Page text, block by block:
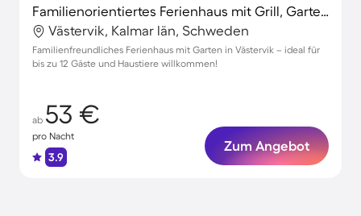
Familienorientiertes Ferienhaus mit Grill, Garten und Terrasse | Haustiere erlaubt
Västervik, Kalmar län, Schweden
Familienfreundliches Ferienhaus mit Garten in Västervik – ideal für
bis zu 12 Gäste und Haustiere willkommen!
ab 53 €
pro Nacht
3.9
Zum Angebot